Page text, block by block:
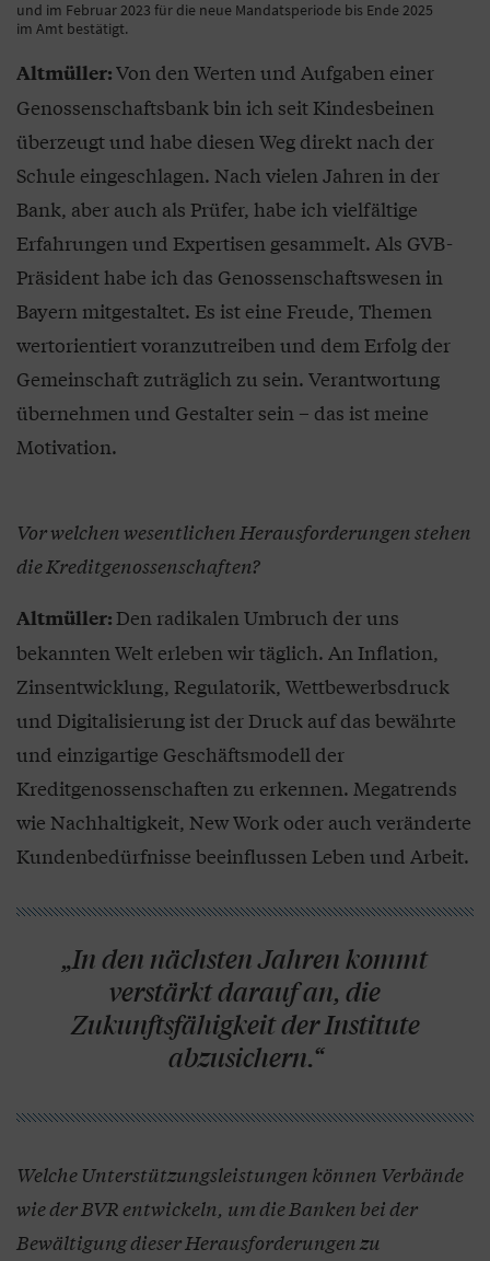
und im Februar 2023 für die neue Mandatsperiode bis Ende 2025
im Amt bestätigt.
Altmüller:Von den Werten und Aufgaben einer
Genossenschaftsbank bin ich seit Kindesbeinen
überzeugt und habe diesen Weg direkt nach der
Schule eingeschlagen. Nach vielen Jahren in der
Bank, aber auch als Prüfer, habe ich vielfältige
Erfahrungen und Expertisen gesammelt. Als GVB-
Präsident habe ich das Genossenschaftswesen in
Bayern mitgestaltet. Es ist eine Freude, Themen
wertorientiert voranzutreiben und dem Erfolg der
Gemeinschaft zuträglich zu sein. Verantwortung
übernehmen und Gestalter sein – das ist meine
Motivation.
Vor welchen wesentlichen Herausforderungen stehen
die Kreditgenossenschaften?
Altmüller:Den radikalen Umbruch der uns
bekannten Welt erleben wir täglich. An Inflation,
Zinsentwicklung, Regulatorik, Wettbewerbsdruck
und Digitalisierung ist der Druck auf das bewährte
und einzigartige Geschäftsmodell der
Kreditgenossenschaften zu erkennen. Megatrends
wie Nachhaltigkeit, New Work oder auch veränderte
Kundenbedürfnisse beeinflussen Leben und Arbeit.
„In den nächsten Jahren kommt
verstärkt darauf an, die
Zukunftsfähigkeit der Institute
abzusichern.“
Welche Unterstützungsleistungen können Verbände
wie der BVR entwickeln, um die Banken bei der
Bewältigung dieser Herausforderungen zu